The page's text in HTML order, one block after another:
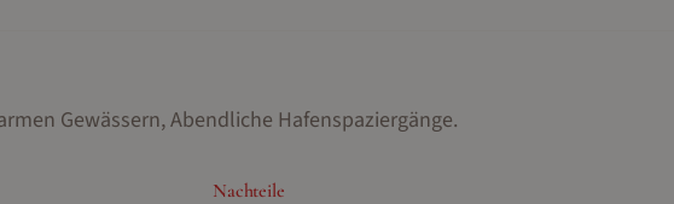
Gewässern, Abendliche Hafenspaziergänge.
Nachteile